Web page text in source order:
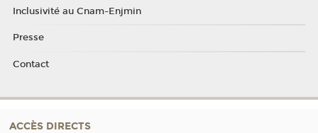
Inclusivité au Cnam-Enjmin
Presse
Contact
ACCÈS DIRECTS